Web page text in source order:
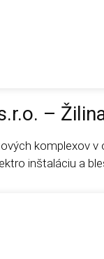
–
komplexov
inštaláciu a